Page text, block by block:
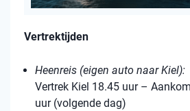
Vertrektijden
Heenreis (eigen auto naar Kiel):
Vertrek Kiel 18.45 uur –
uur (volgende dag)